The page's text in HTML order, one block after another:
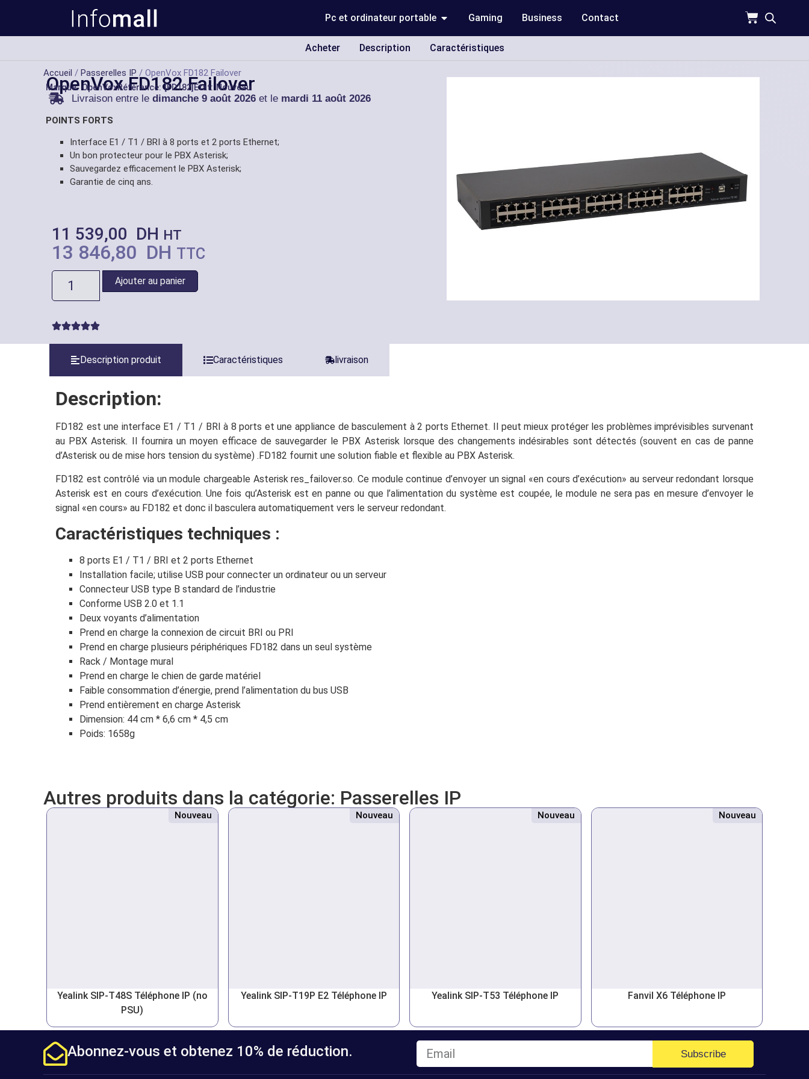
Pc et ordinateur portable Gaming Business Contact
Acheter Description Caractéristiques
Accueil / Passerelles IP / OpenVox FD182 Failover
OpenVox FD182 Failover
Marque: OpenVoxRéférance: [FD182]État: Nouveau
Livraison entre ledimanche 9 août 2026 et le mardi 11 août 2026
POINTS FORTS
Interface E1 / T1 / BRI à 8 ports et 2 ports Ethernet;
Un bon protecteur pour le PBX Asterisk;
Sauvegardez efficacement le PBX Asterisk;
Garantie de cinq ans.
11 539,00 DH HT
13 846,80 DH TTC
Ajouter au panier
Description produit Caractéristiques livraison
Description:
FD182 est une interface E1 / T1 / BRI à 8 ports et une appliance de basculement à 2 ports Ethernet. Il peut mieux protéger les problèmes imprévisibles survenant
au PBX Asterisk. Il fournira un moyen efficace de sauvegarder le PBX Asterisk lorsque des changements indésirables sont détectés (souvent en cas de panne
d’Asterisk ou de mise hors tension du système) .FD182 fournit une solution fiable et flexible au PBX Asterisk.
FD182 est contrôlé via un module chargeable Asterisk res_failover.so. Ce module continue d’envoyer un signal «en cours d’exécution» au serveur redondant lorsque
Asterisk est en cours d’exécution. Une fois qu’Asterisk est en panne ou que l’alimentation du système est coupée, le module ne sera pas en mesure d’envoyer le
signal «en cours» au FD182 et donc il basculera automatiquement vers le serveur redondant.
Caractéristiques techniques :
8 ports E1 / T1 / BRI et 2 ports Ethernet
Installation facile; utilise USB pour connecter un ordinateur ou un serveur
Connecteur USB type B standard de l’industrie
Conforme USB 2.0 et 1.1
Deux voyants d’alimentation
Prend en charge la connexion de circuit BRI ou PRI
Prend en charge plusieurs périphériques FD182 dans un seul système
Rack / Montage mural
Prend en charge le chien de garde matériel
Faible consommation d’énergie, prend l’alimentation du bus USB
Prend entièrement en charge Asterisk
Dimension: 44 cm * 6,6 cm * 4,5 cm
Poids: 1658g
Autres produits dans la catégorie: Passerelles IP
Nouveau
Yealink SIP-T48S Téléphone IP (no
PSU)
Nouveau
Yealink SIP-T19P E2 Téléphone IP
Nouveau
Yealink SIP-T53 Téléphone IP
Nouveau
Fanvil X6 Téléphone IP
Abonnez-vous et obtenez 10% de réduction. Subscribe